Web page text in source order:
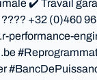
✔️ Travail
+32 (0)460
performance-